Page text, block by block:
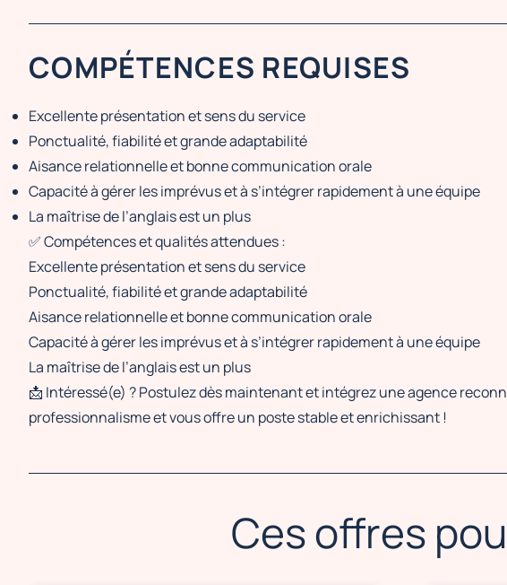
COMPÉTENCES REQUISES
Excellente présentation et sens du service
Ponctualité, fiabilité et grande adaptabilité
Aisance relationnelle et bonne communication orale
Capacité à gérer les imprévus et à s’intégrer rapidement à une équipe
La maîtrise de l’anglais est un plus
✅ Compétences et qualités attendues :
Excellente présentation et sens du service
Ponctualité, fiabilité et grande adaptabilité
Aisance relationnelle et bonne communication orale
Capacité à gérer les imprévus et à s’intégrer rapidement à une équipe
La maîtrise de l’anglais est un plus
📩 Intéressé(e) ? Postulez dès maintenant et intégrez une agence
professionnalisme et vous offre un poste stable et enrichissant !
Ces offres